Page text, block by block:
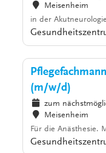
Meisenheim
in der
(m/w/d)
zum
Meisenheim
Für die Anästhesie.